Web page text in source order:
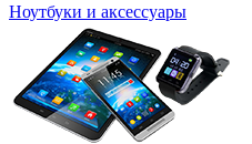
Ноутбуки и аксессуары